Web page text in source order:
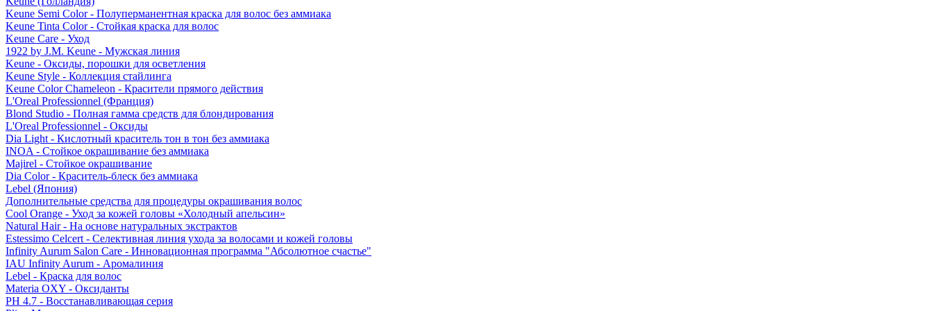
Keune Semi Color - Полуперманентная краска для волос без аммиака
Keune Tinta Color - Стойкая краска для волос
Keune Care - Уход
1922 by J.M. Keune - Мужская линия
Keune - Оксиды, порошки для осветления
Keune Style - Коллекция стайлинга
Keune Color Chameleon - Красители прямого действия
L'Oreal Professionnel (Франция)
Blond Studio - Полная гамма средств для блондирования
L'Oreal Professionnel - Оксиды
Dia Light - Кислотный краситель тон в тон без аммиака
INOA - Стойкое окрашивание без аммиака
Majirel - Стойкое окрашивание
Dia Color - Краситель-блеск без аммиака
Lebel (Япония)
Дополнительные средства для процедуры окрашивания волос
Cool Orange - Уход за кожей головы «Холодный апельсин»
Natural Hair - На основе натуральных экстрактов
Estessimo Celcert - Селективная линия ухода за волосами и кожей головы
Infinity Aurum Salon Care - Инновационная программа "Абсолютное счастье"
IAU Infinity Aurum - Аромалиния
Lebel - Краска для волос
Materia OXY - Оксиданты
PH 4.7 - Восстанавливающая серия